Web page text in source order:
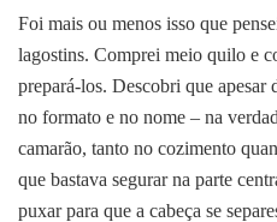
Foi mais ou menos isso que
lagostins. Comprei meio quilo e
prepará-los. Descobri que apesar
no formato e no nome – na
camarão, tanto no cozimento
que bastava segurar na parte
puxar para que a cabeça se